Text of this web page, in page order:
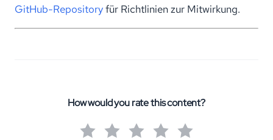
GitHub-Repositoryfür Richtlinien zur Mitwirkung.
How would you rate this content?